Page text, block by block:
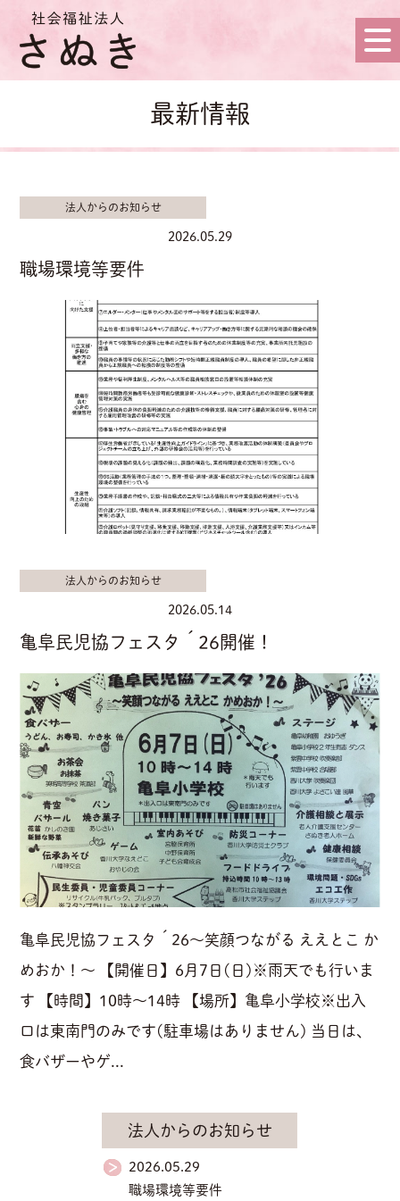
最新情報
法人からのお知らせ
2026.05.29
職場環境等要件
法人からのお知らせ
2026.05.14
亀阜民児協フェスタ´26開催！
亀阜民児協フェスタ´26～笑顔つながる ええとこ か
めおか！～ 【開催日】6月7日(日)※雨天でも行いま
す 【時間】10時～14時 【場所】亀阜小学校※出入
口は東南門のみです(駐車場はありません) 当日は、
食バザーやゲ...
法人からのお知らせ
2026.05.29
職場環境等要件